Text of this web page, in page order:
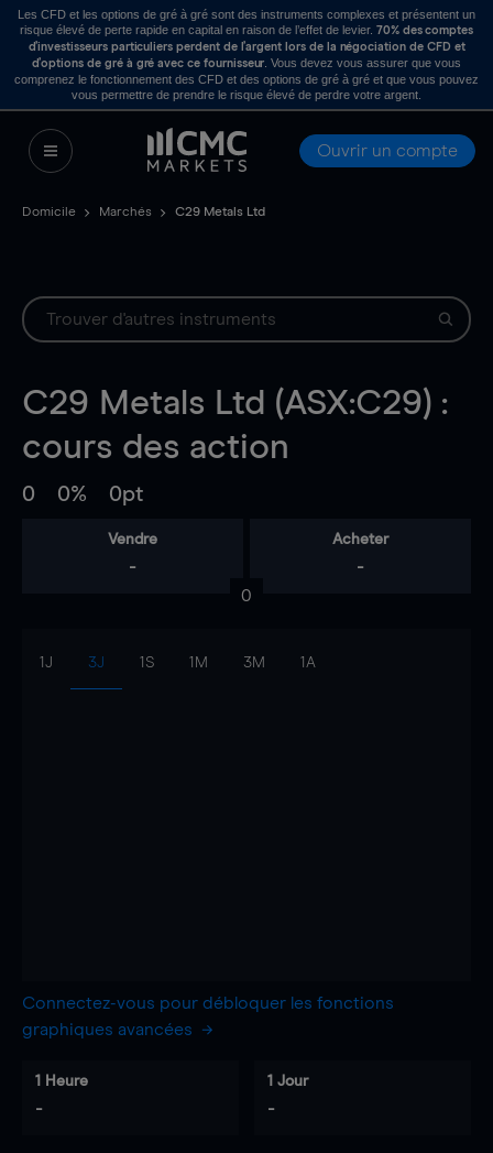
Les CFD et les options de gré à gré sont des instruments complexes et présentent un
risque élevé de perte rapide en capital en raison de l’effet de levier. 70% des comptes
d’investisseurs particuliers perdent de l’argent lors de la négociation de CFD et
d’options de gré à gré avec ce fournisseur . Vous devez vous assurer que vous
comprenez le fonctionnement des CFD et des options de gré à gré et que vous pouvez
vous permettre de prendre le risque élevé de perdre votre argent.
Ouvrir un compte
Domicile Marchés C29 Metals Ltd
C29 Metals Ltd (ASX:C29) :
cours des action
0 0% 0pt
Vendre
-
Acheter
-
0
1J 3J 1S 1M 3M 1A
Connectez-vous pour débloquer les fonctions
graphiques avancées
1 Heure
-
1 Jour
-